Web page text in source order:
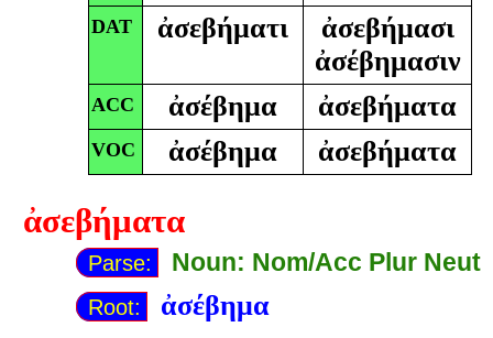
DAT ἀσεβήματι
ἀσεβήμασι
ἀσέβημασιν
ACC ἀσέβημα ἀσεβήματα
VOC ἀσέβημα ἀσεβήματα
ἀσεβήματα
Parse: Noun: Nom/Acc Plur Neut
Root: ἀσέβημα